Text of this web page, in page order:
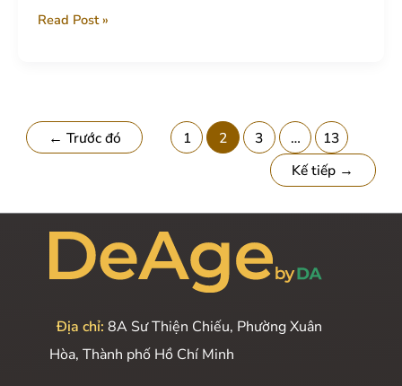
Tiêm
pháp
môi
đầy
và
hòa
hơn
Read Post »
← Trước đó 1 2 3 …
13
Kế tiếp →
Địa chỉ: 8A Sư Thiện Chiếu, Phường Xuân
Hòa, Thành phố Hồ Chí Minh